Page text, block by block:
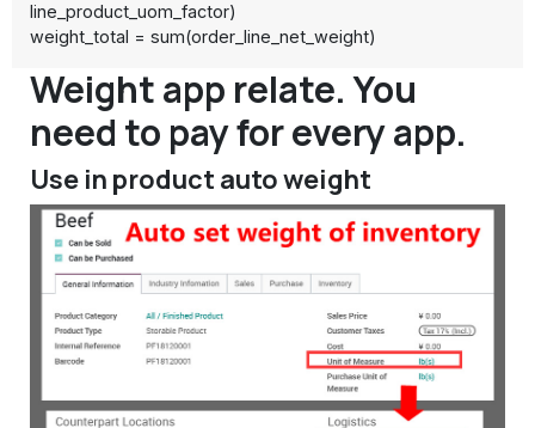
line_product_uom_factor)
weight_total = sum(order_line_net_weight)
Weight app relate. You
need to pay for every app.
Use in product auto weight